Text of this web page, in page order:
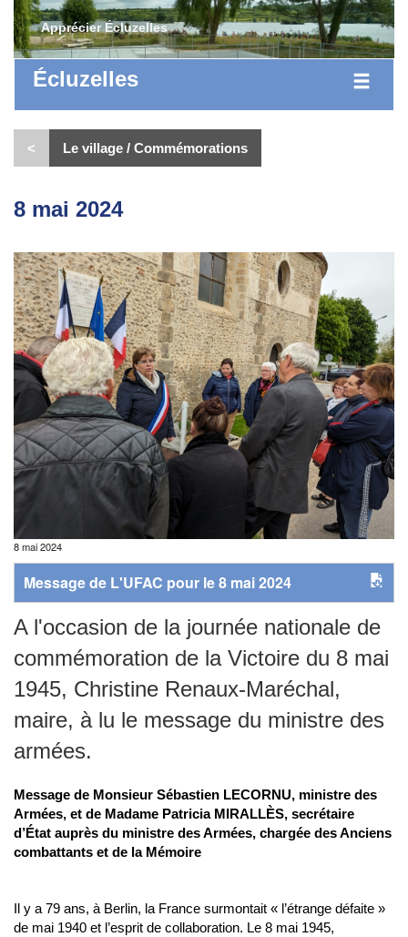
Apprécier Écluzelles
Écluzelles
< Le village / Commémorations
8 mai 2024
8 mai 2024
Message de L'UFAC pour le 8 mai 2024
A l'occasion de la journée nationale de
commémoration de la Victoire du 8 mai
1945, Christine Renaux-Maréchal,
maire, à lu le message du ministre des
armées.
Message de Monsieur Sébastien LECORNU, ministre des
Armées, et de Madame Patricia MIRALLÈS, secrétaire
d’État auprès du ministre des Armées, chargée des Anciens
combattants et de la Mémoire
Il y a 79 ans, à Berlin, la France surmontait « l’étrange défaite »
de mai 1940 et l’esprit de collaboration. Le 8 mai 1945,